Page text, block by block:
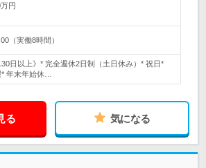
円
（実働8時間）
日以上》* 完全週休2日制（土日休み）* 祝日*
年末年始休…
る 気になる